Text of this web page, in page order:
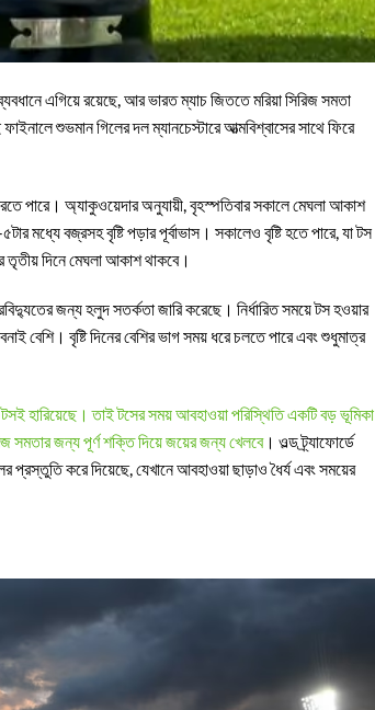
এগিয়ে রয়েছে, আর ভারত ম্যাচ জিততে মরিয়া সিরিজ সমতা
শুভমান গিলের দল ম্যানচেস্টারে আত্মবিশ্বাসের সাথে ফিরে
পারে। অ্যাকুওয়েদার অনুযায়ী, বৃহস্পতিবার সকালে মেঘলা আকাশ
মধ্যে বজ্রসহ বৃষ্টি পড়ার পূর্বাভাস। সকালেও বৃষ্টি হতে পারে, যা টস
তৃতীয় দিনে মেঘলা আকাশ থাকবে।
জন্য হলুদ সতর্কতা জারি করেছে। নির্ধারিত সময়ে টস হওয়ার
বেশি। বৃষ্টি দিনের বেশির ভাগ সময় ধরে চলতে পারে এবং শুধুমাত্র
হারিয়েছে। তাই টসের সময় আবহাওয়া পরিস্থিতি একটি বড় ভূমিকা
জন্য পূর্ণ শক্তি দিয়ে জয়ের জন্য খেলবে। ওল্ড ট্র্যাফোর্ডে
করে দিয়েছে, যেখানে আবহাওয়া ছাড়াও ধৈর্য এবং সময়ের